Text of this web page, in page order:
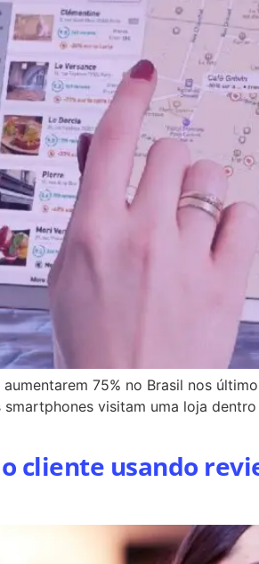
75% no Brasil nos
visitam uma loja
cliente usando